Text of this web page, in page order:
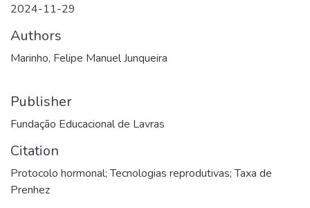
2024-11-29
Authors
Marinho, Felipe Manuel Junqueira
Publisher
Fundação Educacional de Lavras
Citation
Protocolo hormonal; Tecnologias reprodutivas; Taxa de
Prenhez